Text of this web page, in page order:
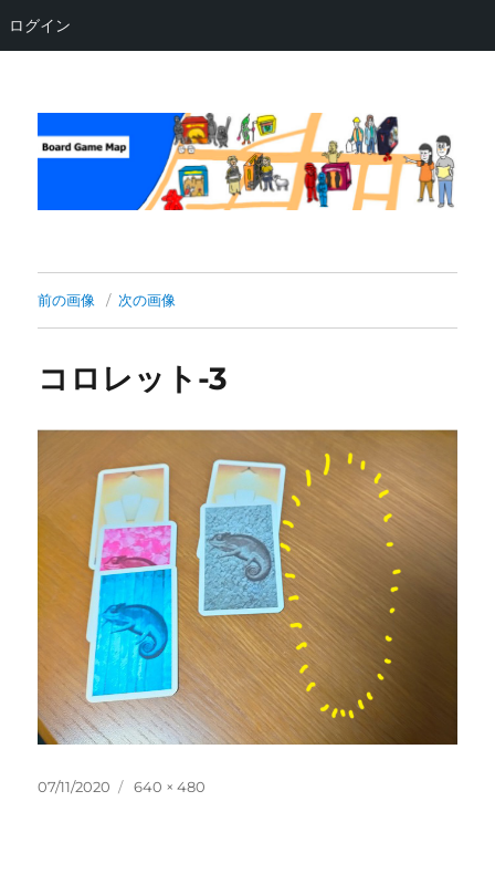
ログイン
Board Game Map
前の画像 次の画像
コロレット-3
投
07/11/2020
フ
640 × 480